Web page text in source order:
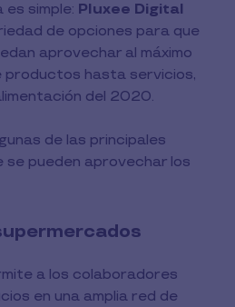
simple: Pluxee Digital
de opciones para que
aprovechar al máximo
productos hasta servicios,
del 2020.
de las principales
se pueden aprovechar los
a los colaboradores
en una amplia red de